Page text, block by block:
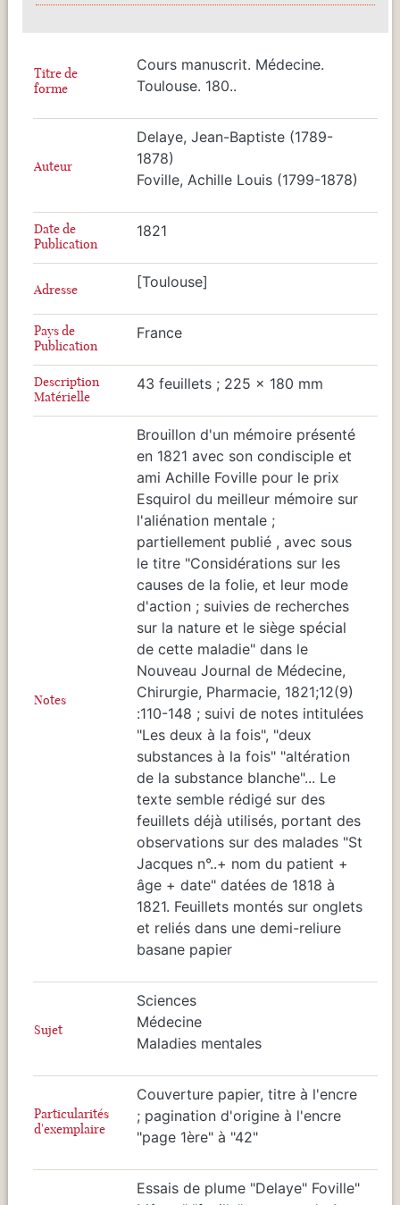
Titre de
forme
Cours manuscrit. Médecine.
Toulouse. 180..
Auteur
Delaye, Jean-Baptiste (1789-
1878)
Foville, Achille Louis (1799-1878)
Date de
Publication
1821
Adresse [Toulouse]
Pays de
Publication
France
Description
Matérielle
43 feuillets ; 225 x 180 mm
Notes
Brouillon d'un mémoire présenté
en 1821 avec son condisciple et
ami Achille Foville pour le prix
Esquirol du meilleur mémoire sur
l'aliénation mentale ;
partiellement publié , avec sous
le titre "Considérations sur les
causes de la folie, et leur mode
d'action ; suivies de recherches
sur la nature et le siège spécial
de cette maladie" dans le
Nouveau Journal de Médecine,
Chirurgie, Pharmacie, 1821;12(9)
:110-148 ; suivi de notes intitulées
"Les deux à la fois", "deux
substances à la fois" "altération
de la substance blanche"... Le
texte semble rédigé sur des
feuillets déjà utilisés, portant des
observations sur des malades "St
Jacques n°..+ nom du patient +
âge + date" datées de 1818 à
1821. Feuillets montés sur onglets
et reliés dans une demi-reliure
basane papier
Sujet
Sciences
Médecine
Maladies mentales
Particularités
d'exemplaire
Couverture papier, titre à l'encre
; pagination d'origine à l'encre
"page 1ère" à "42"
Essais de plume "Delaye" Foville"